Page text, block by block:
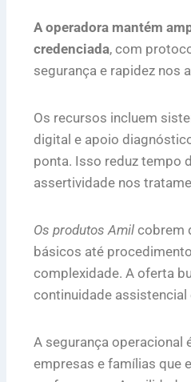
A operadora mantém
credenciada, com
segurança e rapidez nos
Os recursos incluem
digital e apoio
ponta. Isso reduz tempo
assertividade nos
Os produtos Amil cobrem
básicos até
complexidade. A oferta
continuidade
A segurança operacional
empresas e famílias que